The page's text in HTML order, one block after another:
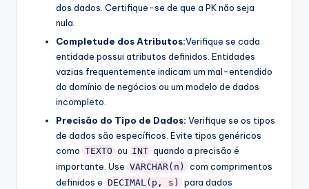
dos dados. Certifique-se de que a PK não seja
nula.
Completude dos Atributos:Verifique se cada
entidade possui atributos definidos. Entidades
vazias frequentemente indicam um mal-entendido
do domínio de negócios ou um modelo de dados
incompleto.
Precisão do Tipo de Dados: Verifique se os tipos
de dados são específicos. Evite tipos genéricos
como TEXTO ou INT quando a precisão é
importante. Use VARCHAR(n)
com comprimentos
definidos e DECIMAL(p, s)
para dados